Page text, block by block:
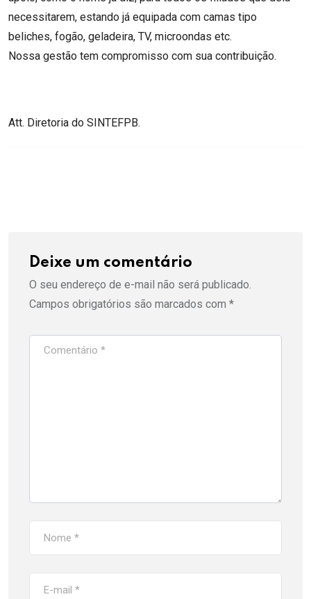
necessitarem, estando já equipada com camas tipo
beliches, fogão, geladeira, TV, microondas etc.
Nossa gestão tem compromisso com sua contribuição.
Att. Diretoria do SINTEFPB.
Deixe um comentário
O seu endereço de e-mail não será publicado.
Campos obrigatórios são marcados com *